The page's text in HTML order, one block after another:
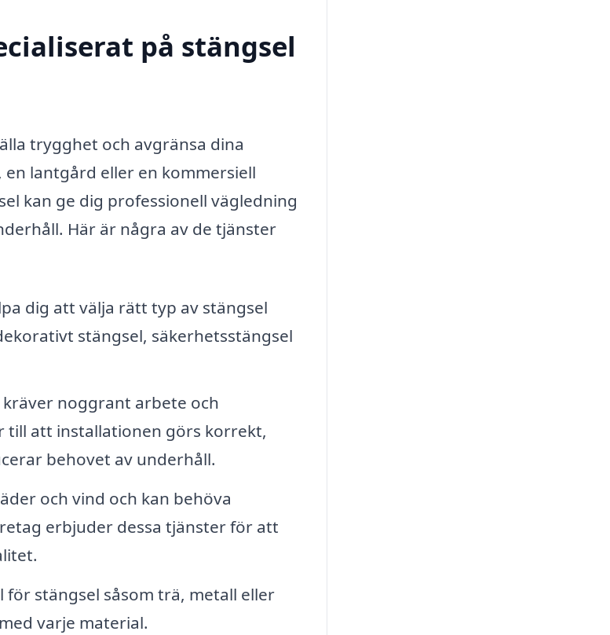
på stängsel
trygghet och avgränsa dina
lantgård eller en kommersiell
kan ge dig professionell vägledning
Här är några av de tjänster
dig att välja rätt typ av stängsel
stängsel, säkerhetsstängsel
noggrant arbete och
till att installationen görs korrekt,
behovet av underhåll.
och vind och kan behöva
erbjuder dessa tjänster för att
stängsel såsom trä, metall eller
varje material.